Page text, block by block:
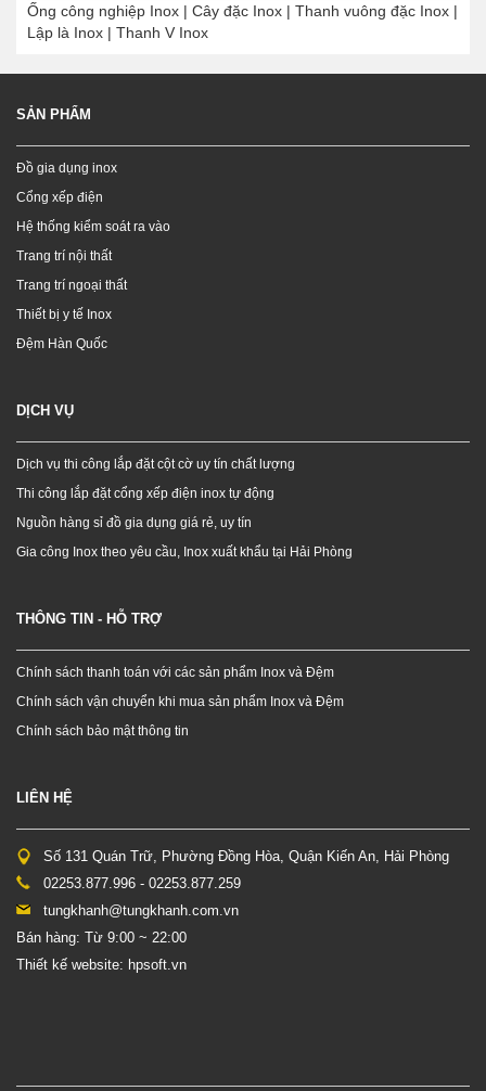
Ống công nghiệp Inox | Cây đặc Inox | Thanh vuông đặc Inox |
Lập là Inox | Thanh V Inox
SẢN PHẨM
Đồ gia dụng inox
Cổng xếp điện
Hệ thống kiểm soát ra vào
Trang trí nội thất
Trang trí ngoại thất
Thiết bị y tế Inox
Đệm Hàn Quốc
DỊCH VỤ
Dịch vụ thi công lắp đặt cột cờ uy tín chất lượng
Thi công lắp đặt cổng xếp điện inox tự động
Nguồn hàng sỉ đồ gia dụng giá rẻ, uy tín
Gia công Inox theo yêu cầu, Inox xuất khẩu tại Hải Phòng
THÔNG TIN - HỖ TRỢ
Chính sách thanh toán với các sản phẩm Inox và Đệm
Chính sách vận chuyển khi mua sản phẩm Inox và Đệm
Chính sách bảo mật thông tin
LIÊN HỆ
Số 131 Quán Trữ, Phường Đồng Hòa, Quận Kiến An, Hải Phòng
02253.877.996 - 02253.877.259
tungkhanh@tungkhanh.com.vn
Bán hàng: Từ 9:00 ~ 22:00
Thiết kế website: hpsoft.vn